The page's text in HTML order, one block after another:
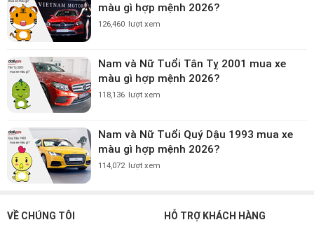
màu gì hợp mệnh 2026?
126,460 lượt xem
Nam và Nữ Tuổi Tân Tỵ 2001 mua xe
màu gì hợp mệnh 2026?
118,136 lượt xem
Nam và Nữ Tuổi Quý Dậu 1993 mua xe
màu gì hợp mệnh 2026?
114,072 lượt xem
VỀ CHÚNG TÔI HỖ TRỢ KHÁCH HÀNG